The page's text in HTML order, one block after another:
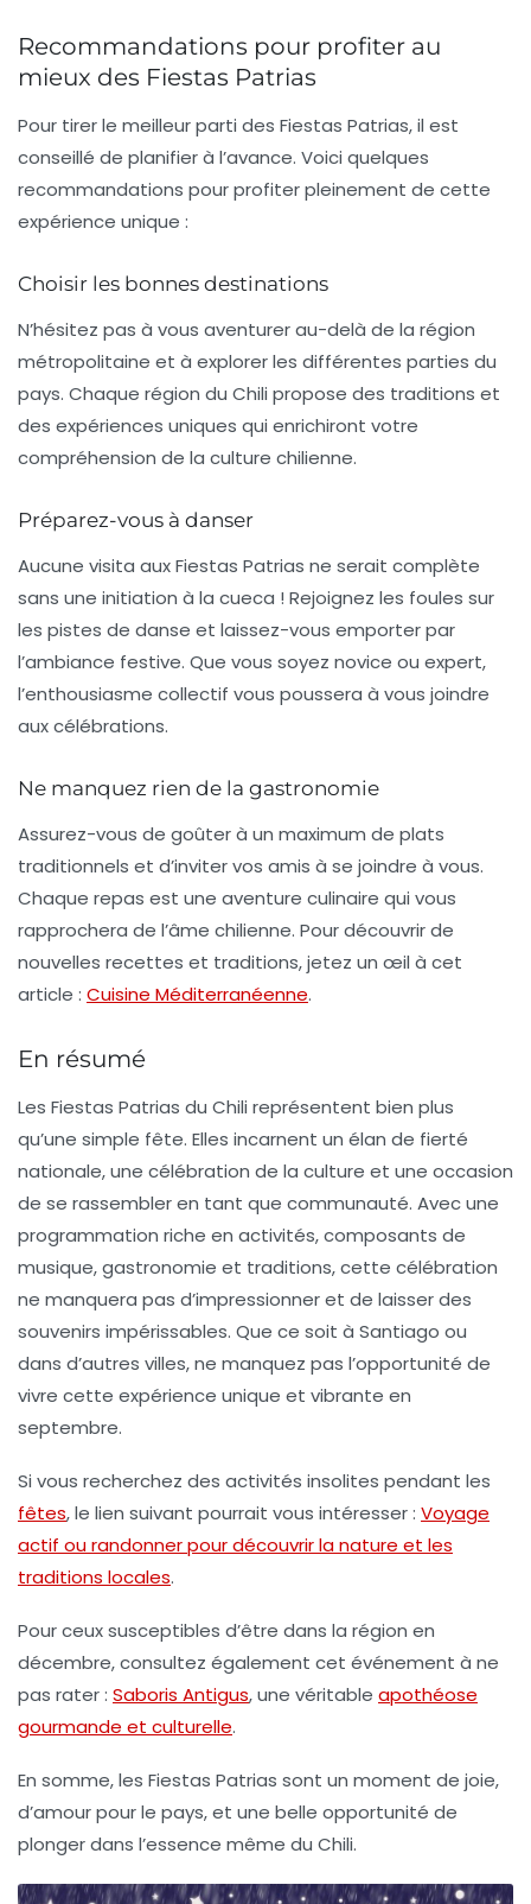
Recommandations pour profiter au
mieux des Fiestas Patrias
Pour tirer le meilleur parti des Fiestas Patrias, il est
conseillé de planifier à l’avance. Voici quelques
recommandations pour profiter pleinement de cette
expérience unique :
Choisir les bonnes destinations
N’hésitez pas à vous aventurer au-delà de la région
métropolitaine et à explorer les différentes parties du
pays. Chaque région du Chili propose des traditions et
des expériences uniques qui enrichiront votre
compréhension de la culture chilienne.
Préparez-vous à danser
Aucune visita aux Fiestas Patrias ne serait complète
sans une initiation à la cueca ! Rejoignez les foules sur
les pistes de danse et laissez-vous emporter par
l’ambiance festive. Que vous soyez novice ou expert,
l’enthousiasme collectif vous poussera à vous joindre
aux célébrations.
Ne manquez rien de la gastronomie
Assurez-vous de goûter à un maximum de plats
traditionnels et d’inviter vos amis à se joindre à vous.
Chaque repas est une aventure culinaire qui vous
rapprochera de l’âme chilienne. Pour découvrir de
nouvelles recettes et traditions, jetez un œil à cet
article : Cuisine Méditerranéenne.
En résumé
Les Fiestas Patrias du Chili représentent bien plus
qu’une simple fête. Elles incarnent un élan de fierté
nationale, une célébration de la culture et une occasion
de se rassembler en tant que communauté. Avec une
programmation riche en activités, composants de
musique, gastronomie et traditions, cette célébration
ne manquera pas d’impressionner et de laisser des
souvenirs impérissables. Que ce soit à Santiago ou
dans d’autres villes, ne manquez pas l’opportunité de
vivre cette expérience unique et vibrante en
septembre.
Si vous recherchez des activités insolites pendant les
fêtes, le lien suivant pourrait vous intéresser : Voyage
actif ou randonner pour découvrir la nature et les
traditions locales.
Pour ceux susceptibles d’être dans la région en
décembre, consultez également cet événement à ne
pas rater : Saboris Antigus, une véritable apothéose
gourmande et culturelle.
En somme, les Fiestas Patrias sont un moment de joie,
d’amour pour le pays, et une belle opportunité de
plonger dans l’essence même du Chili.